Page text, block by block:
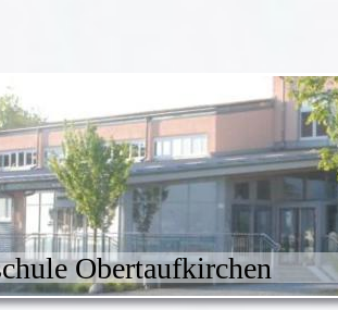
Obertaufkirchen